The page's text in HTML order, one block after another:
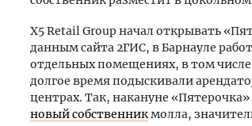
X5 Retail Group начал открывать
данным сайта 2ГИС, в Барнауле
отдельных помещениях, в том
долгое время подыскивали
центрах. Так, накануне
новый собственникмолла,